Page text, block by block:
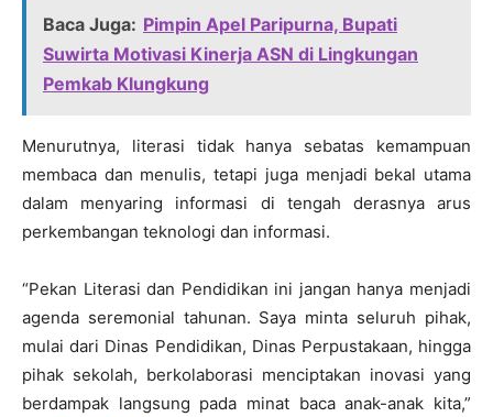
Baca Juga: Pimpin Apel Paripurna, Bupati
Suwirta Motivasi Kinerja ASN di Lingkungan
Pemkab Klungkung
Menurutnya, literasi tidak hanya sebatas kemampuan
membaca dan menulis, tetapi juga menjadi bekal utama
dalam menyaring informasi di tengah derasnya arus
perkembangan teknologi dan informasi.
“Pekan Literasi dan Pendidikan ini jangan hanya menjadi
agenda seremonial tahunan. Saya minta seluruh pihak,
mulai dari Dinas Pendidikan, Dinas Perpustakaan, hingga
pihak sekolah, berkolaborasi menciptakan inovasi yang
berdampak langsung pada minat baca anak-anak kita,”